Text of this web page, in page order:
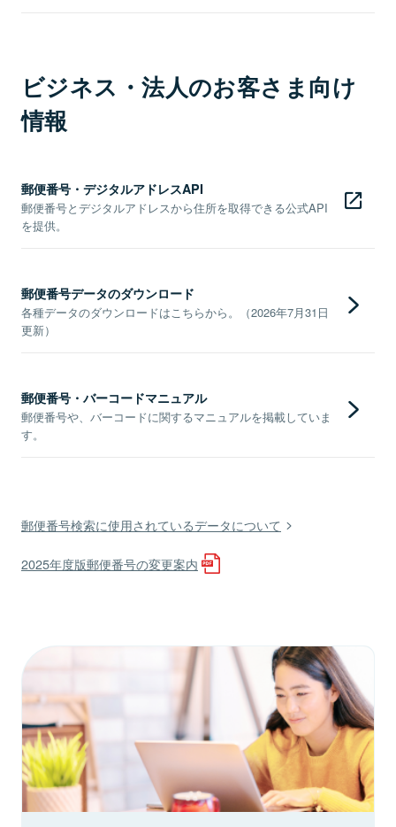
ビジネス・法人のお客さま向け
情報
郵便番号・デジタルアドレスAPI
郵便番号とデジタルアドレスから住所を取得できる公式API
を提供。
郵便番号データのダウンロード
各種データのダウンロードはこちらから。（2026年7月31日
更新）
郵便番号・バーコードマニュアル
郵便番号や、バーコードに関するマニュアルを掲載していま
す。
郵便番号検索に使用されているデータについて
2025年度版郵便番号の変更案内